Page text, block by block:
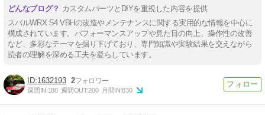
カスタムパーツとDIYを重視した内容を提供
スバルWRX S4 VBHの改造やメンテナンスに関する実用的な情報を中心に
構成されています。パフォーマンスアップや見た目の向上、操作性の改善
など、多彩なテーマを掘り下げており、専門知識や実験結果を交えながら
読者の理解を深める工夫を凝らしています。
1632193 2
週間IN:180 週間OUT:200 月間IN:830